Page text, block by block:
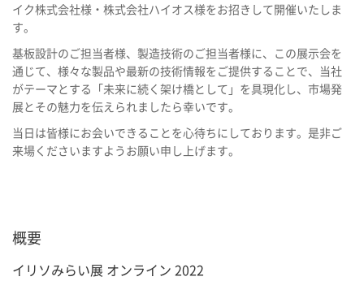
イク株式会社様・株式会社ハイオス様をお招きして開催いたしま
す。
基板設計のご担当者様、製造技術のご担当者様に、この展示会を
通じて、様々な製品や最新の技術情報をご提供することで、当社
がテーマとする「未来に続く架け橋として」を具現化し、市場発
展とその魅力を伝えられましたら幸いです。
当日は皆様にお会いできることを心待ちにしております。是非ご
来場くださいますようお願い申し上げます。
概要
イリソみらい展 オンライン 2022